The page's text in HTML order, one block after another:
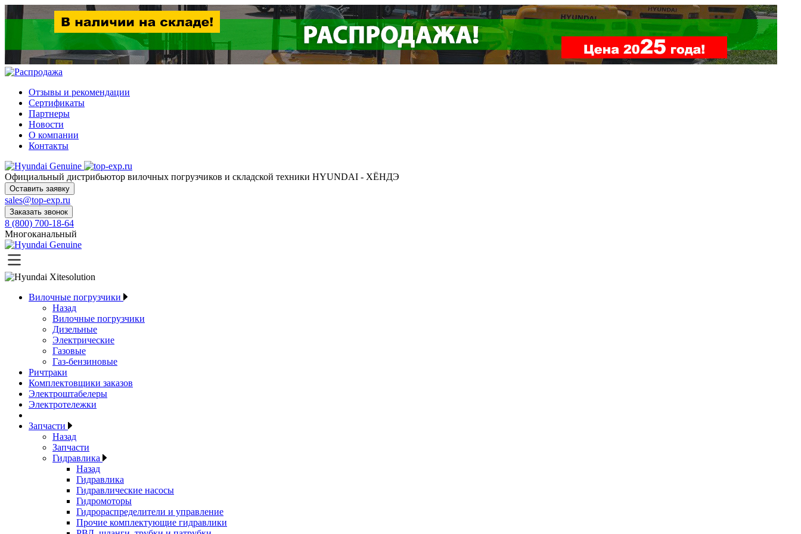
Отзывы и рекомендации
Сертификаты
Партнеры
Новости
О компании
Контакты
Официальный дистрибьютор вилочных погрузчиков и складской техники HYUNDAI - ХЁНДЭ
Оставить заявку
sales@top-exp.ru
Заказать звонок
8 (800) 700-18-64
Многоканальный
Вилочные погрузчики
Назад
Вилочные погрузчики
Дизельные
Электрические
Газовые
Газ-бензиновые
Ричтраки
Комплектовщики заказов
Электроштабелеры
Электротележки
Запчасти
Назад
Запчасти
Гидравлика
Назад
Гидравлика
Гидравлические насосы
Гидромоторы
Гидрораспределители и управление
Прочие комплектующие гидравлики